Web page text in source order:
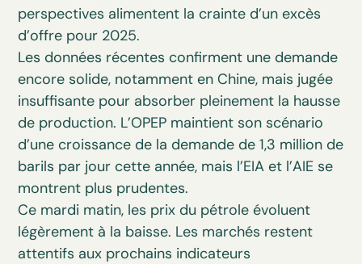
perspectives alimentent la crainte d’un excès
d’offre pour 2025.
Les données récentes confirment une demande
encore solide, notamment en Chine, mais jugée
insuffisante pour absorber pleinement la hausse
de production. L’OPEP maintient son scénario
d’une croissance de la demande de 1,3 million de
barils par jour cette année, mais l’EIA et l’AIE se
montrent plus prudentes.
Ce mardi matin, les prix du pétrole évoluent
légèrement à la baisse. Les marchés restent
attentifs aux prochains indicateurs